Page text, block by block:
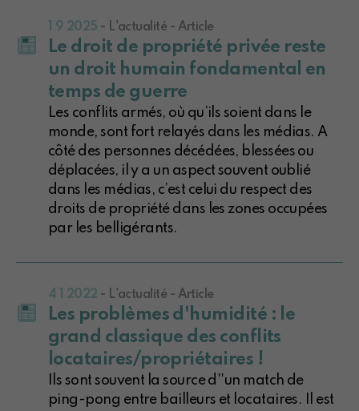
1 9 2025 - L'actualité - Article
Le droit de propriété privée reste
un droit humain fondamental en
temps de guerre
Les conflits armés, où qu’ils soient dans le
monde, sont fort relayés dans les médias. A
côté des personnes décédées, blessées ou
déplacées, il y a un aspect souvent oublié
dans les médias, c’est celui du respect des
droits de propriété dans les zones occupées
par les belligérants.
4 1 2022 - L'actualité - Article
Les problèmes d'humidité : le
grand classique des conflits
locataires/propriétaires !
Ils sont souvent la source d''un match de
ping-pong entre bailleurs et locataires. Il est